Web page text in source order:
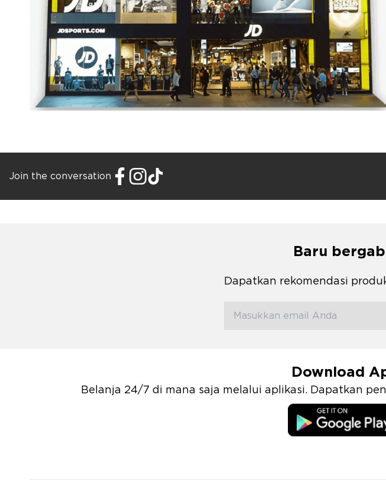
Join the conversation
Baru
Dapatkan rekomendasi
Download
Belanja 24/7 di mana saja melalui aplikasi. Dapatkan